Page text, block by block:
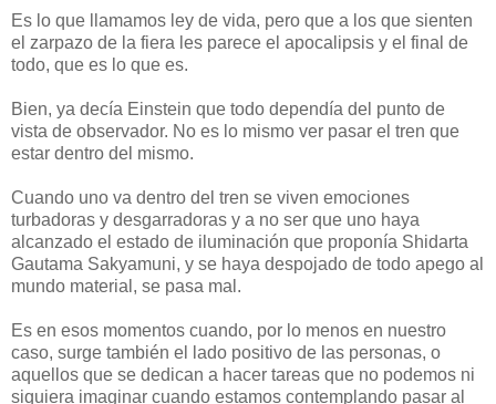
Es lo que llamamos ley de vida, pero que a los que sienten
el zarpazo de la fiera les parece el apocalipsis y el final de
todo, que es lo que es.
Bien, ya decía Einstein que todo dependía del punto de
vista de observador. No es lo mismo ver pasar el tren que
estar dentro del mismo.
Cuando uno va dentro del tren se viven emociones
turbadoras y desgarradoras y a no ser que uno haya
alcanzado el estado de iluminación que proponía Shidarta
Gautama Sakyamuni, y se haya despojado de todo apego al
mundo material, se pasa mal.
Es en esos momentos cuando, por lo menos en nuestro
caso, surge también el lado positivo de las personas, o
aquellos que se dedican a hacer tareas que no podemos ni
siquiera imaginar cuando estamos contemplando pasar al